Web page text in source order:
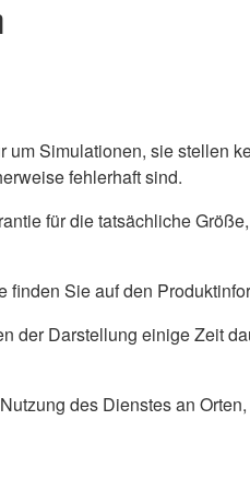
Simulationen, sie stellen
fehlerhaft sind.
für die tatsächliche
Sie auf den
der Darstellung einige Zeit
des Dienstes an